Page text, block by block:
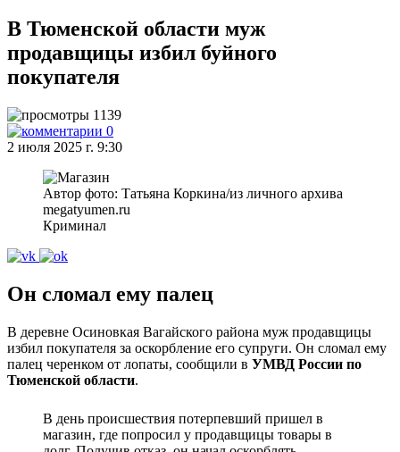
В Тюменской области муж
продавщицы избил буйного
покупателя
1139
0
2 июля 2025 г. 9:30
Автор фото: Татьяна Коркина/из личного архива
megatyumen.ru
Криминал
Он сломал ему палец
В деревне Осиновкая Вагайского района муж продавщицы
избил покупателя за оскорбление его супруги. Он сломал ему
палец черенком от лопаты, сообщили в УМВД России по
Тюменской области.
В день происшествия потерпевший пришел в
магазин, где попросил у продавщицы товары в